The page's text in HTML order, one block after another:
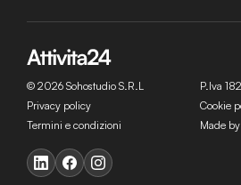
© 2026 Sohostudio S.R.L
P.Iva
Privacy policy
Cookie
Termini e condizioni
Made